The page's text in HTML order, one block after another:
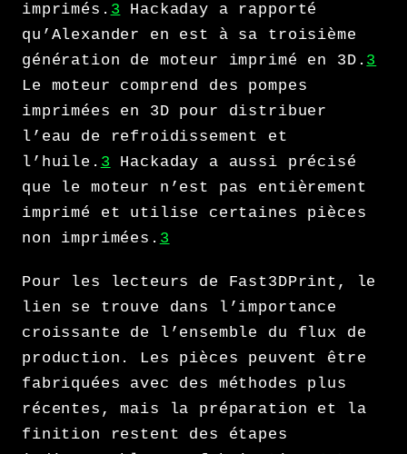
imprimés. 3 Hackaday a rapporté
qu’Alexander en est à sa troisième
génération de moteur imprimé en 3D. 3
Le moteur comprend des pompes
imprimées en 3D pour distribuer
l’eau de refroidissement et
l’huile. 3 Hackaday a aussi précisé
que le moteur n’est pas entièrement
imprimé et utilise certaines pièces
non imprimées. 3
Pour les lecteurs de Fast3DPrint, le
lien se trouve dans l’importance
croissante de l’ensemble du flux de
production. Les pièces peuvent être
fabriquées avec des méthodes plus
récentes, mais la préparation et la
finition restent des étapes